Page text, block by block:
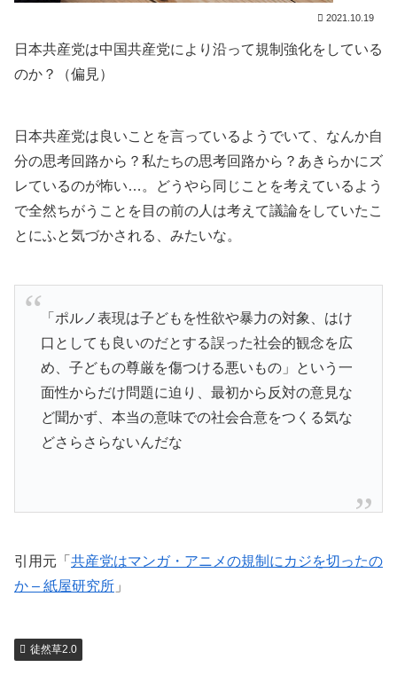
2021.10.19
日本共産党は中国共産党により沿って規制強化をしている
のか？（偏見）
日本共産党は良いことを言っているようでいて、なんか自
分の思考回路から？私たちの思考回路から？あきらかにズ
レているのが怖い…。どうやら同じことを考えているよう
で全然ちがうことを目の前の人は考えて議論をしていたこ
とにふと気づかされる、みたいな。
「ポルノ表現は子どもを性欲や暴力の対象、はけ
口としても良いのだとする誤った社会的観念を広
め、子どもの尊厳を傷つける悪いもの」という一
面性からだけ問題に迫り、最初から反対の意見な
ど聞かず、本当の意味での社会合意をつくる気な
どさらさらないんだな
引用元「 共産党はマンガ・アニメの規制にカジを切ったの
か – 紙屋研究所 」
徒然草2.0